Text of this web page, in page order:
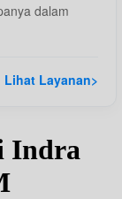
dalam
Lihat Layanan>
Indra